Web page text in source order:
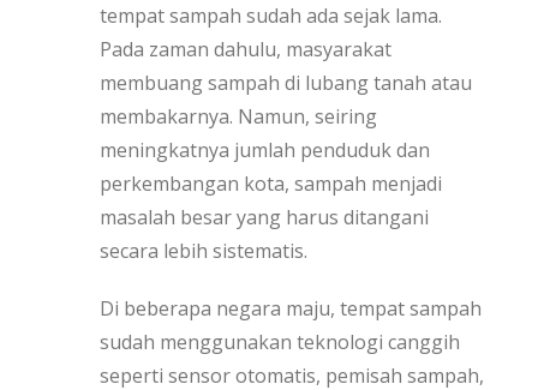
tempat sampah sudah ada sejak lama.
Pada zaman dahulu, masyarakat
membuang sampah di lubang tanah atau
membakarnya. Namun, seiring
meningkatnya jumlah penduduk dan
perkembangan kota, sampah menjadi
masalah besar yang harus ditangani
secara lebih sistematis.
Di beberapa negara maju, tempat sampah
sudah menggunakan teknologi canggih
seperti sensor otomatis, pemisah sampah,